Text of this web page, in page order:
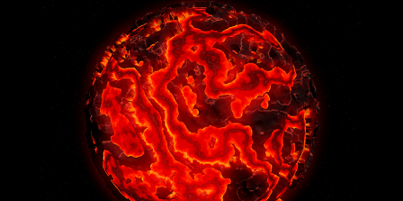
— Маленькие — от одного сантиметра, средние —
около 20 сантиметров, а самые большие могут
доходить до нескольких метров. Шаровая молния
проходит и через стекла, даже часто не оставляя
крепких и сильных? Знали только о Хиросиме и
Нагасаки. С подобным сами не сталкивались, —
говорит ликвидатор.